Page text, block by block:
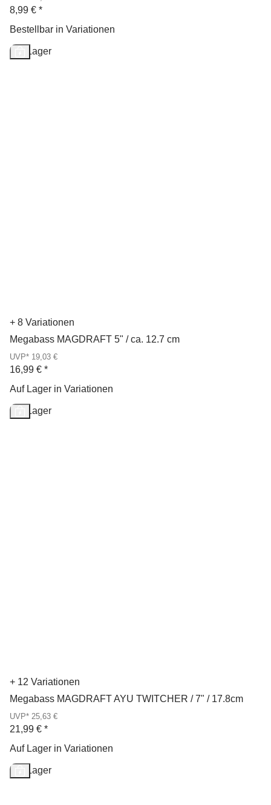
8,99 € *
Bestellbar in Variationen
Auf Lager
+ 8 Variationen
Megabass MAGDRAFT 5" / ca. 12.7 cm
UVP* 19,03 €
16,99 € *
Auf Lager in Variationen
Auf Lager
+ 12 Variationen
Megabass MAGDRAFT AYU TWITCHER / 7" / 17.8cm
UVP* 25,63 €
21,99 € *
Auf Lager in Variationen
Auf Lager